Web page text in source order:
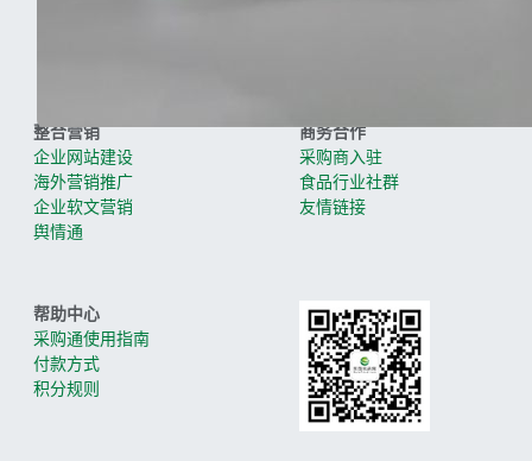
整合营销
企业网站建设
海外营销推广
企业软文营销
舆情通
商务合作
采购商入驻
食品行业社群
友情链接
帮助中心
采购通使用指南
付款方式
积分规则